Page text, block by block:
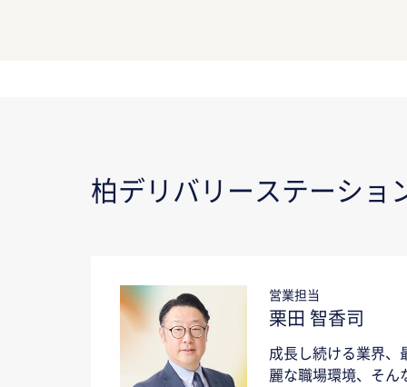
柏デリバリーステーショ
営業担当
栗田 智香司
成長し続ける業界、
麗な職場環境、そん